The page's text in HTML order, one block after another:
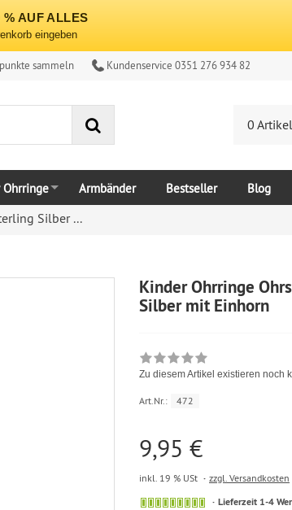
AUF ALLES
eingeben
sammeln Kundenservice 0351 276 934 82
0 Artikel
Ohrringe Armbänder Bestseller Blog
Silber ...
Kinder Ohrringe
Silber mit Einhorn
Zu diesem Artikel existieren noch
Art.Nr.: 472
9,95 €
inkl. 19 % USt zzgl. Versandkosten
Lieferzeit 1-4